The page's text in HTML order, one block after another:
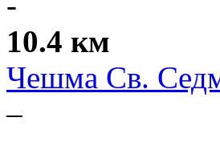
10.4 км
Чешма Св.
–